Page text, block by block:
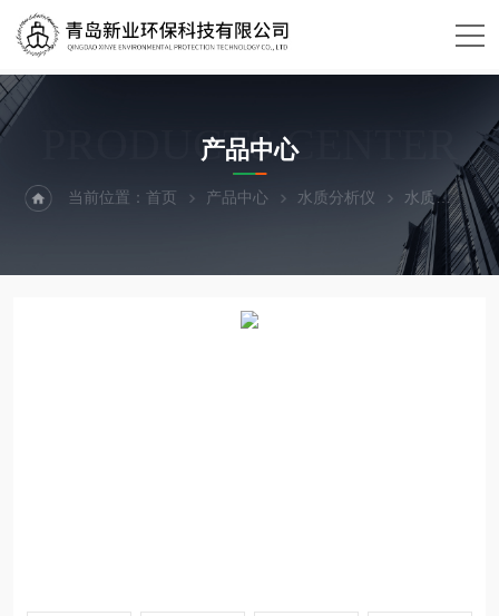
PRODUCTS CENTER
产品中心
当前位置：首页 产品中心 水质分析仪 水质 XY-